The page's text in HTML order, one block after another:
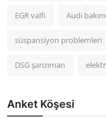
EGR valfi Audi
süspansiyon problemleri
DSG şanzıman
Anket Köşesi